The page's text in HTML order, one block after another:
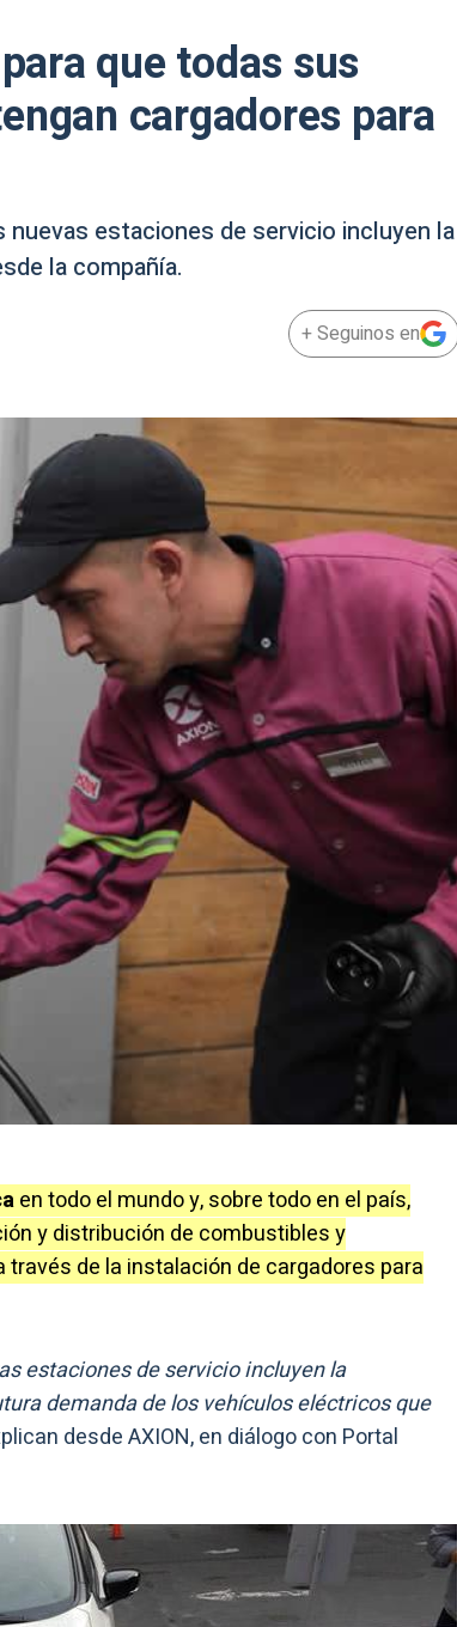
que todas sus
cargadores para
estaciones de servicio incluyen la
la compañía.
+ Seguinos en
en todo el mundo y, sobre todo en el país,
y distribución de combustibles y
de la instalación de cargadores para
estaciones de servicio incluyen la
demanda de los vehículos eléctricos que
desde AXION, en diálogo con Portal